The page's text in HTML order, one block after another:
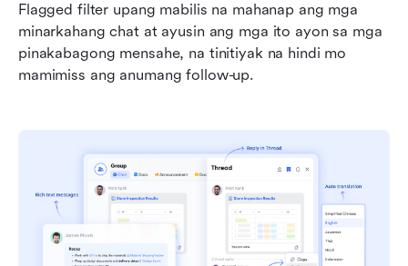
Flagged filter upang mabilis na mahanap ang mga
minarkahang chat at ayusin ang mga ito ayon sa mga
pinakabagong mensahe, na tinitiyak na hindi mo
mamimiss ang anumang follow-up.